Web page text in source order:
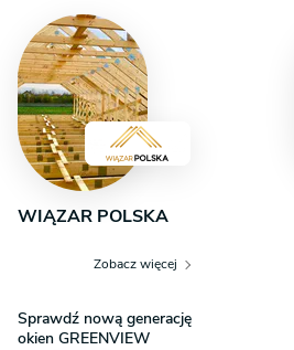
WIĄZAR POLSKA
Zobacz więcej
Sprawdź nową generację
okien GREENVIEW